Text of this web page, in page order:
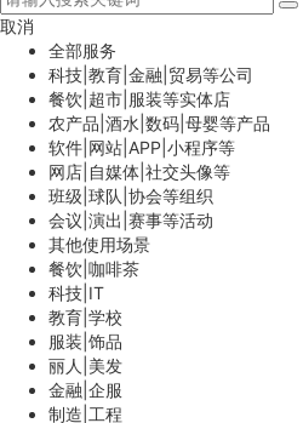
取消
全部服务
科技|教育|金融|贸易等公司
餐饮|超市|服装等实体店
农产品|酒水|数码|母婴等产品
软件|网站|APP|小程序等
网店|自媒体|社交头像等
班级|球队|协会等组织
会议|演出|赛事等活动
其他使用场景
餐饮|咖啡茶
科技|IT
教育|学校
服装|饰品
丽人|美发
金融|企服
制造|工程